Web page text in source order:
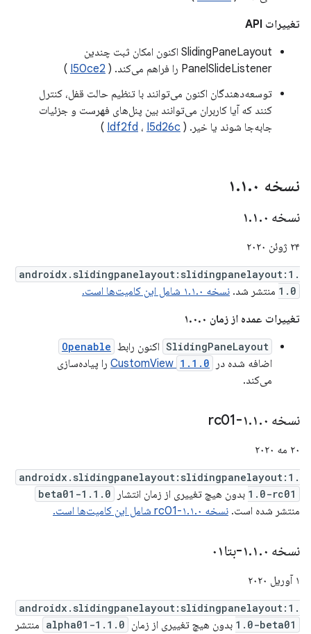
تغییرات API
SlidingPaneLayout اکنون امکان ثبت چندین
PanelSlideListener را فراهم می‌کند. (
I50ce2
)
توسعه‌دهندگان اکنون می‌توانند با تنظیم حالت قفل، کنترل
کنند که آیا کاربران می‌توانند بین پنل‌های فهرست و جزئیات
جابه‌جا شوند یا خیر. (
Idf2fd ، I5d26c
)
نسخه ۱ .۱.۰
نسخه ۱ .۱.۰
۲۴ ژوئن ۲۰۲۰
androidx.slidingpanelayout:slidingpanelayout:1.
1.0 منتشر شد. نسخه ۱.۱.۰ شامل این کامیت‌ها است.
تغییرات عمده از زمان ۱.۰.۰
SlidingPaneLayout اکنون رابط Openable
اضافه شده در CustomView 1.1.0
را پیاده‌سازی
می‌کند.
نسخه ۱ .۱.۰-rc01
۲۰ مه ۲۰۲۰
androidx.slidingpanelayout:slidingpanelayout:1.
1.0-rc01 بدون هیچ تغییری از زمان انتشار 1.1.0-beta01
منتشر شده است. نسخه ۱.۱.۰-rc01 شامل این کامیت‌ها است.
نسخه ۱ .۱.۰-بتا۰۱
۱ آوریل ۲۰۲۰
androidx.slidingpanelayout:slidingpanelayout:1.
1.0-beta01 بدون هیچ تغییری از زمان 1.1.0-alpha01
منتشر